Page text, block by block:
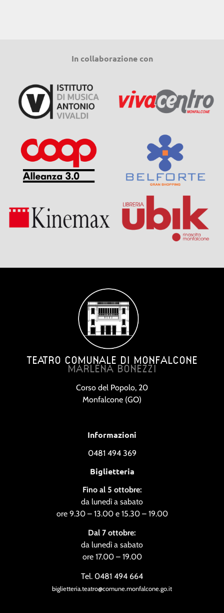
In collaborazione con
TEATRO COMUNALE DI MONFALCONE
MARLENA BONEZZI
Corso del Popolo, 20
Monfalcone (GO)
Informazioni
0481 494 369
Biglietteria
Fino al 5 ottobre:
da lunedì a sabato
ore 9.30 – 13.00 e 15.30 – 19.00
Dal 7 ottobre:
da lunedì a sabato
ore 17.00 – 19.00
Tel. 0481 494 664
biglietteria.teatro@comune.monfalcone.go.it